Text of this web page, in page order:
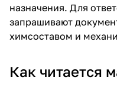
назначения. Для
запрашивают
химсоставом и
Как читается